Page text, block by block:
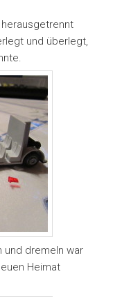
und überlegt,
und dremeln war
Heimat